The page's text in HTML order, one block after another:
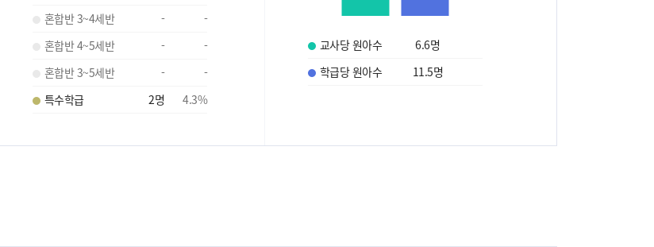
혼합반 3~4세반
-
-
혼합반 4~5세반
-
-
혼합반 3~5세반
-
-
특수학급
2명 4.3%
교사당 원아수 6.6명
학급당 원아수
11.5명